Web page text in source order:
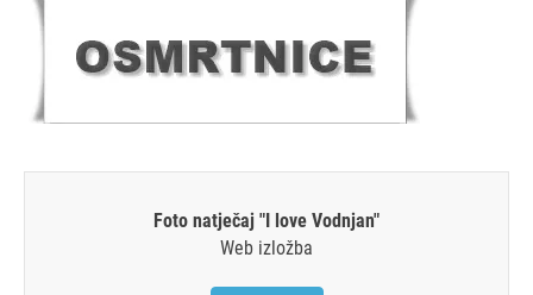
Foto natječaj "I love Vodnjan"
Web izložba